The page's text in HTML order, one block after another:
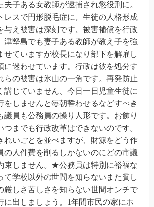
夫子ある女教師が逮捕され懲役刑に。
レスで円形脱毛症に。生徒の人格形成
与え被害は深刻です。被害補償を行政
津堅島でも妻子ある教師が教え子を強
せていますが校長になり部下を解雇し
に迷わせています。行政は彼を処分す
らの被害は氷山の一角です。再発防止
講じていません、今日一日児童生徒に
をしませんと毎朝誓わせるなどすべき
員も公務員の操り人形です。お飾り
つまでも行政改革はできないのです。
れいごとを並べますが、財源をどう作
の人件費を削るしかないのにどの市議
束しません。★公務員は特別に裕福な
て学校以外の世間を知らないまた貧し
厳しさ苦しさを知らない世間オンチで
に出しましょう。1年間市民の家にホ